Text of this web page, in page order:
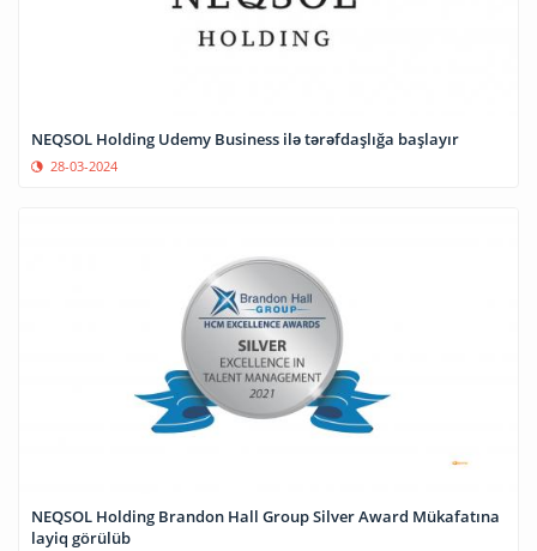
NEQSOL Holding Udemy Business ilə tərəfdaşlığa başlayır
28-03-2024
NEQSOL Holding Brandon Hall Group Silver Award Mükafatına
layiq görülüb